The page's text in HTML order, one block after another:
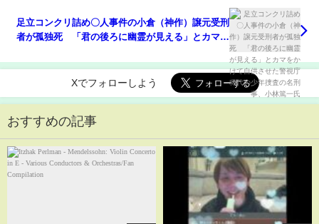
足立コンクリ詰め〇人事件の小倉（神作）譲元受刑
者が孤独死 「君の後ろに幽霊が見える」とカマを
Xでフォローしよう
おすすめの記事